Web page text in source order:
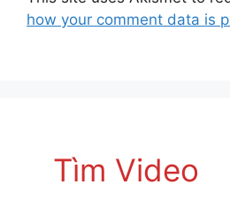
how your comment data is
Tìm Video